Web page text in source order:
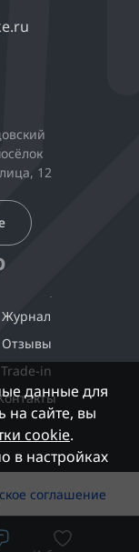
12
Журнал
Отзывы
Trade-in
соглашение
данные для
на сайте, вы
cookie.
в настройках